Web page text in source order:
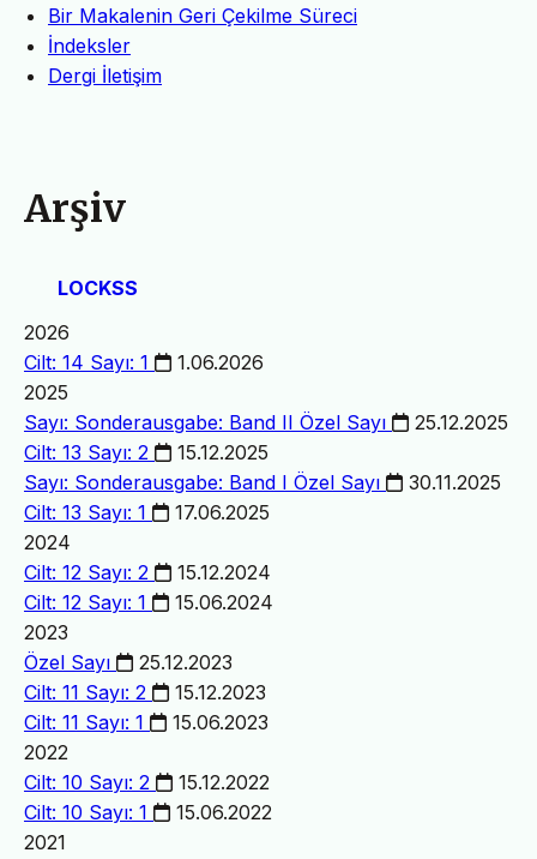
Bir Makalenin Geri Çekilme Süreci
İndeksler
Dergi İletişim
Arşiv
LOCKSS
2026
Cilt: 14 Sayı: 1
1.06.2026
2025
Sayı: Sonderausgabe: Band II Özel Sayı
25.12.2025
Cilt: 13 Sayı: 2
15.12.2025
Sayı: Sonderausgabe: Band I Özel Sayı
30.11.2025
Cilt: 13 Sayı: 1
17.06.2025
2024
Cilt: 12 Sayı: 2
15.12.2024
Cilt: 12 Sayı: 1
15.06.2024
2023
Özel Sayı
25.12.2023
Cilt: 11 Sayı: 2
15.12.2023
Cilt: 11 Sayı: 1
15.06.2023
2022
Cilt: 10 Sayı: 2
15.12.2022
Cilt: 10 Sayı: 1
15.06.2022
2021